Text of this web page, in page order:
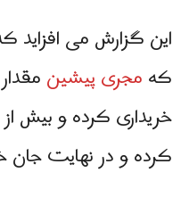
این گزارش می
کهمجری پیشین
کرده و در نهایت